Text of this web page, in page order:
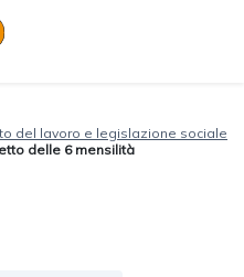
del lavoro e legislazione sociale
delle 6 mensilità